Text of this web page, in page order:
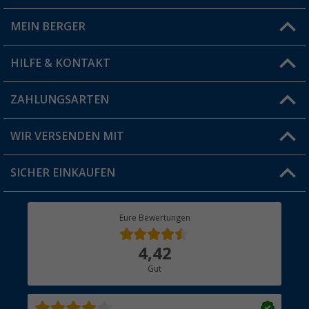
Filiale finden
MEIN BERGER
Vorteilskarte
Blog
Jobs & Karriere
HILFE & KONTAKT
FAQ & Kontakt
Versandinformationen
Rücksendung
ZAHLUNGSARTEN
WIR VERSENDEN MIT
SICHER EINKAUFEN
Eure Bewertungen
4,42
Gut